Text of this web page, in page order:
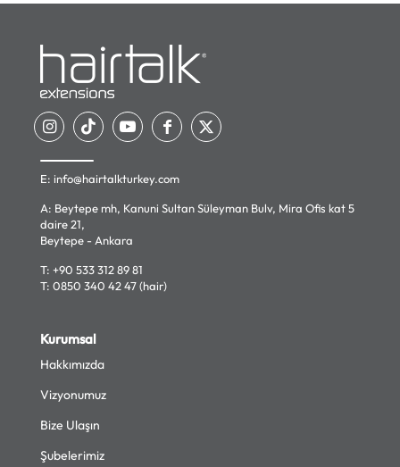
E: info@hairtalkturkey.com
A: Beytepe mh, Kanuni Sultan Süleyman Bulv, Mira Ofis kat 5
daire 21,
Beytepe - Ankara
T: +90 533 312 89 81
T: 0850 340 42 47 (hair)
Kurumsal
Hakkımızda
Vizyonumuz
Bize Ulaşın
Şubelerimiz